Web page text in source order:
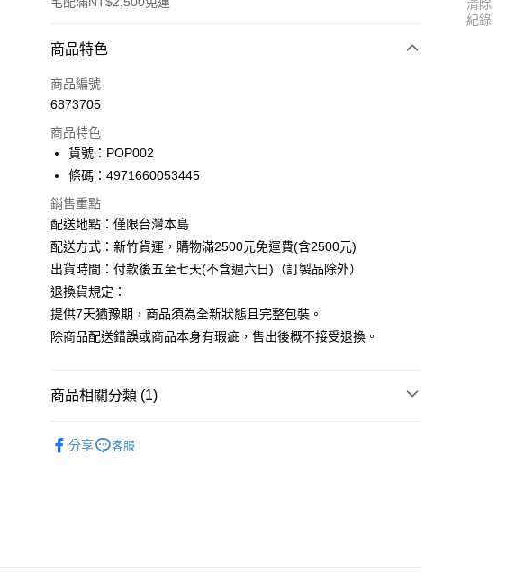
付款方式
信用卡一次付款
街口支付
悠遊付
ATM付款
運送方式
下單前請先詢問庫存
每筆NT$130，滿NT$2,500(含以上)免運費
商品特色
商品編號
6873705
商品特色
貨號：POP002
條碼：4971660053445
銷售重點
配送地點：僅限台灣本島
配送方式：新竹貨運，購物滿2500元免運費(含2500元)
出貨時間：付款後五至七天(不含週六日)（訂製品除外）
退換貨規定：
提供7天猶豫期，商品須為全新狀態且完整包裝。
除商品配送錯誤或商品本身有瑕疵，售出後概不接受退換。
商品相關分類 (1)
分享
客服
清除
紀錄